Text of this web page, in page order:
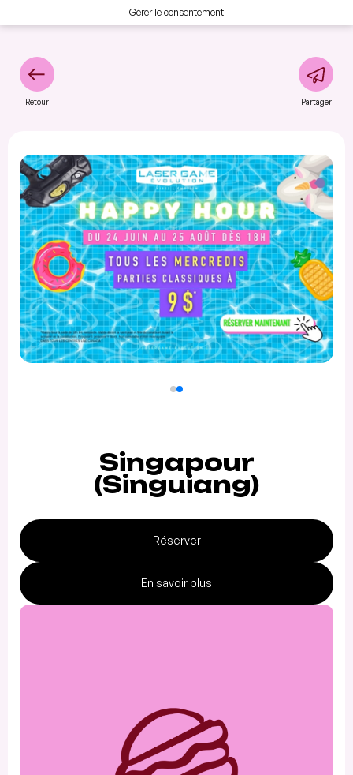
Gérer le consentement
Retour Partager
Singapour
(Singuiang)
Réserver
En savoir plus